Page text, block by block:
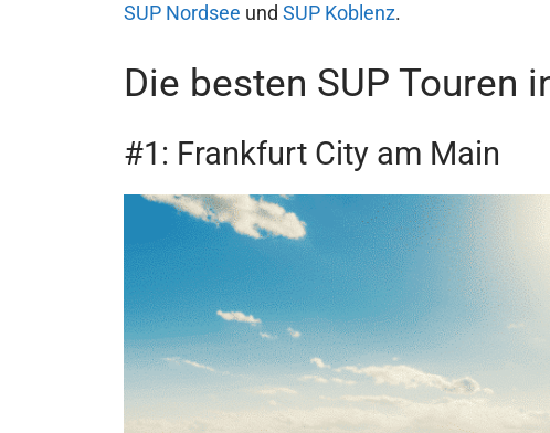
SUP Nordsee und SUP Koblenz.
Die besten SUP Touren
#1: Frankfurt City am Main